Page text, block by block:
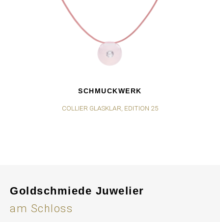
SCHMUCKWERK
COLLIER GLASKLAR, EDITION 25
Goldschmiede Juwelier
am Schloss